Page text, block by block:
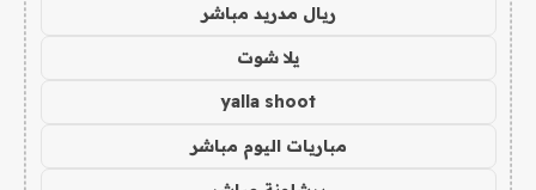
ريال مدريد مباشر
يلا شوت
yalla shoot
مباريات اليوم مباشر